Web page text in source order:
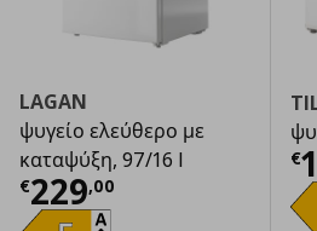
LAGAN
ψυγείο ελεύθερο με
καταψύξη, 97/16 l
€229,00
Τρέχουσα τιμή €
€